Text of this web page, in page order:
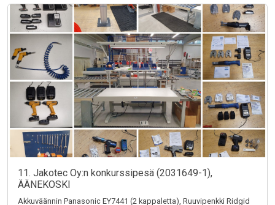
11. Jakotec Oy:n konkurssipesä (2031649-1),
ÄÄNEKOSKI
Akkuväännin Panasonic EY7441 (2 kappaletta), Ruuvipenkki Ridgid